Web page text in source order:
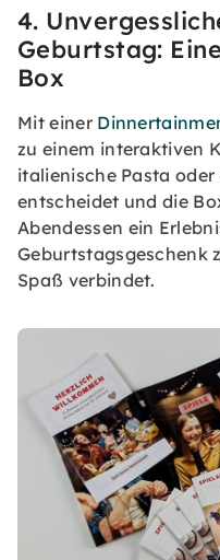
4.
Geburtstag:
Box
Mit einer
zu einem interaktiven
italienische Pasta
entscheidet und die
Abendessen ein
Geburtstagsgeschenk
Spaß verbindet.